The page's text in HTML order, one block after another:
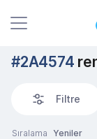
#2A4574
Filtre
Sıralama Yeniler